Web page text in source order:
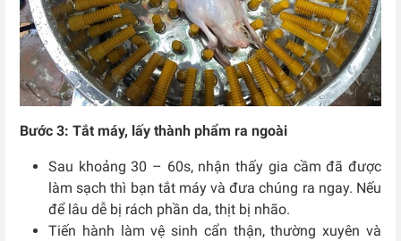
Bước 3: Tắt máy, lấy thành phẩm ra ngoài
Sau khoảng 30 – 60s, nhận thấy gia cầm đã được
làm sạch thì bạn tắt máy và đưa chúng ra ngay. Nếu
để lâu dễ bị rách phần da, thịt bị nhão.
Tiến hành làm vệ sinh cẩn thận, thường xuyên và